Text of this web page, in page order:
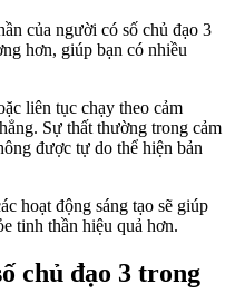
của người có số chủ đạo 3
hơn, giúp bạn có nhiều
liên tục chạy theo cảm
Sự thất thường trong cảm
được tự do thể hiện bản
hoạt động sáng tạo sẽ giúp
tinh thần hiệu quả hơn.
chủ đạo 3 trong